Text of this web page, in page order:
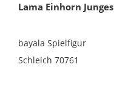
Lama Einhorn Junges
bayala Spielfigur
Schleich 70761